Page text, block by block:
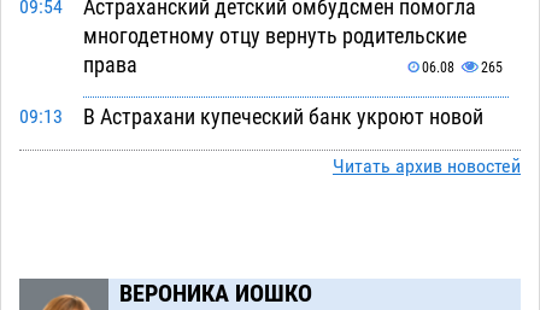
09:54
Астраханский детский омбудсмен помогла
многодетному отцу вернуть родительские
права
06.08 265
09:13
В Астрахани купеческий банк укроют новой
крышей за шестнадцать миллионов
06.08 289
Читать архив новостей
ВЕРОНИКА ИОШКО